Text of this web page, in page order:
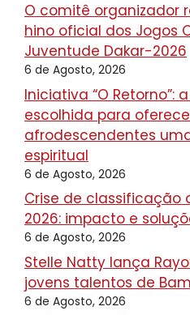
O comitê organizador
hino oficial dos Jogos
Juventude Dakar-2026
6 de Agosto, 2026
Iniciativa “O Retorno”:
escolhida para
afrodescendentes
espiritual
6 de Agosto, 2026
Crise de classificação
2026: impacto e
6 de Agosto, 2026
Stelle Natty lança
jovens talentos de
6 de Agosto, 2026